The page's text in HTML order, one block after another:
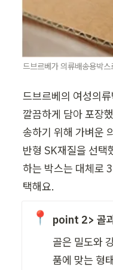
드브르베가 의류배송용박
드브르베의 여성의
깔끔하게 담아 포장
송하기 위해 가벼운
반형 SK재질을 선택
하는 박스는 대체로
택해요.
📍
point 2> 골
골은 밀도와
품에 맞는 형